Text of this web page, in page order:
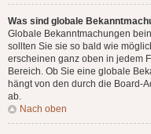
Was sind globale
Globale Bekanntmachungen
sollten Sie sie so bald wie
erscheinen ganz oben in jedem
Bereich. Ob Sie eine globale
hängt von den durch die Board-
ab.
Nach oben